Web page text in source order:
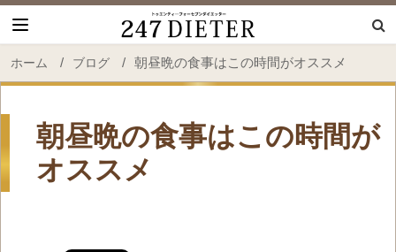
247 Dieter
ホーム / ブログ / 朝昼晩の食事はこの時間がオススメ
朝昼晩の食事はこの時間が
オススメ